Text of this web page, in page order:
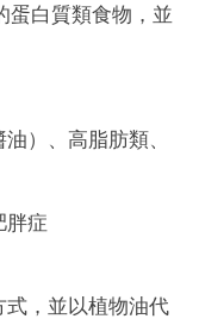
蛋白質類食物，並
）、高脂肪類、
胖症
，並以植物油代